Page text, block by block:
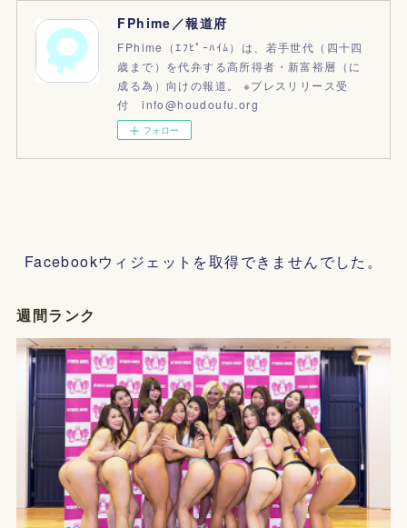
FPhime／報道府
FPhime（ｴﾌﾋﾟｰﾊｲﾑ）は、若手世代（四十四
歳まで）を代弁する高所得者・新富裕層（に
成る為）向けの報道。 ※プレスリリース受
付 info@houdoufu.org
フォロー
Facebookウィジェットを取得できませんでした。
週間ランク